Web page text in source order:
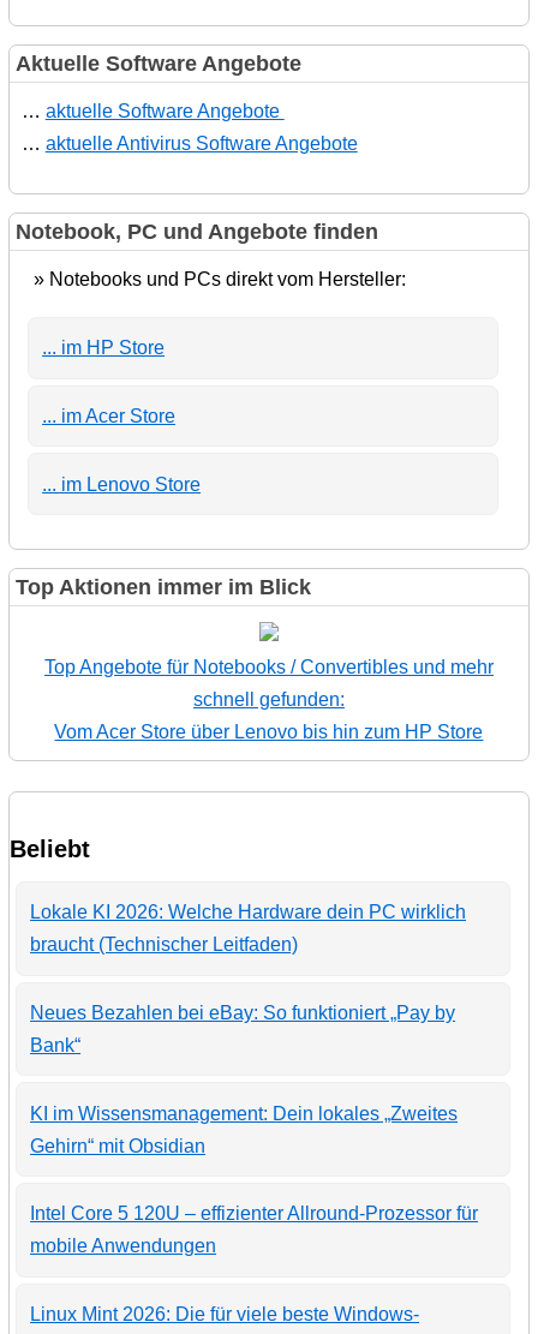
Aktuelle Software Angebote
… aktuelle Software Angebote
… aktuelle Antivirus Software Angebote
Notebook, PC und Angebote finden
» Notebooks und PCs direkt vom Hersteller:
... im HP Store
... im Acer Store
... im Lenovo Store
Top Aktionen immer im Blick
Top Angebote für Notebooks / Convertibles und mehr
schnell gefunden:
Vom Acer Store über Lenovo bis hin zum HP Store
Beliebt
Lokale KI 2026: Welche Hardware dein PC wirklich
braucht (Technischer Leitfaden)
Neues Bezahlen bei eBay: So funktioniert „Pay by
Bank“
KI im Wissensmanagement: Dein lokales „Zweites
Gehirn“ mit Obsidian
Intel Core 5 120U – effizienter Allround-Prozessor für
mobile Anwendungen
Linux Mint 2026: Die für viele beste Windows-